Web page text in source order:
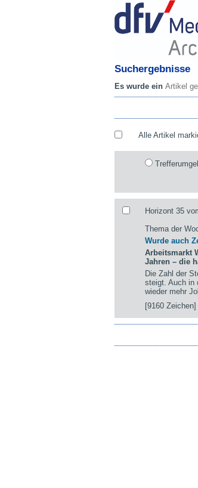
Suchergebnisse
Es wurde ein Artikel
Alle Artikel
Horizont 35
Thema der
Wurde auch
Arbeitsmarkt
Jahren – die
Die Zahl der
steigt. Auch in
wieder mehr
[9160